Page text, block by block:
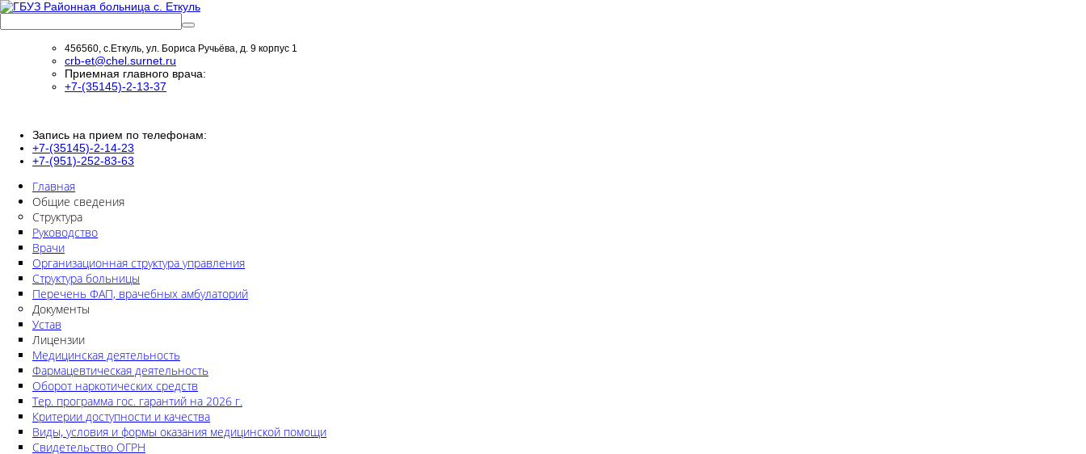
456560, с.Еткуль, ул. Бориса Ручьёва, д. 9 корпус 1
crb-et@chel.surnet.ru
Приемная главного врача:
+7-(35145)-2-13-37
Запись на прием по телефонам:
+7-(35145)-2-14-23
+7-(951)-252-83-63
Главная
Общие сведения
Структура
Руководство
Врачи
Организационная структура управления
Структура больницы
Перечень ФАП, врачебных амбулаторий
Документы
Устав
Лицензии
Медицинская деятельность
Фармацевтическая деятельность
Оборот наркотических средств
Тер. программа гос. гарантий на 2026 г.
Критерии доступности и качества
Виды, условия и формы оказания медицинской помощи
Свидетельство ОГРН